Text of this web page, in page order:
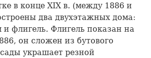
в конце XIX в. (между 1886 и
два двухэтажных дома:
флигель. Флигель показан на
он сложен из бутового
украшает резной